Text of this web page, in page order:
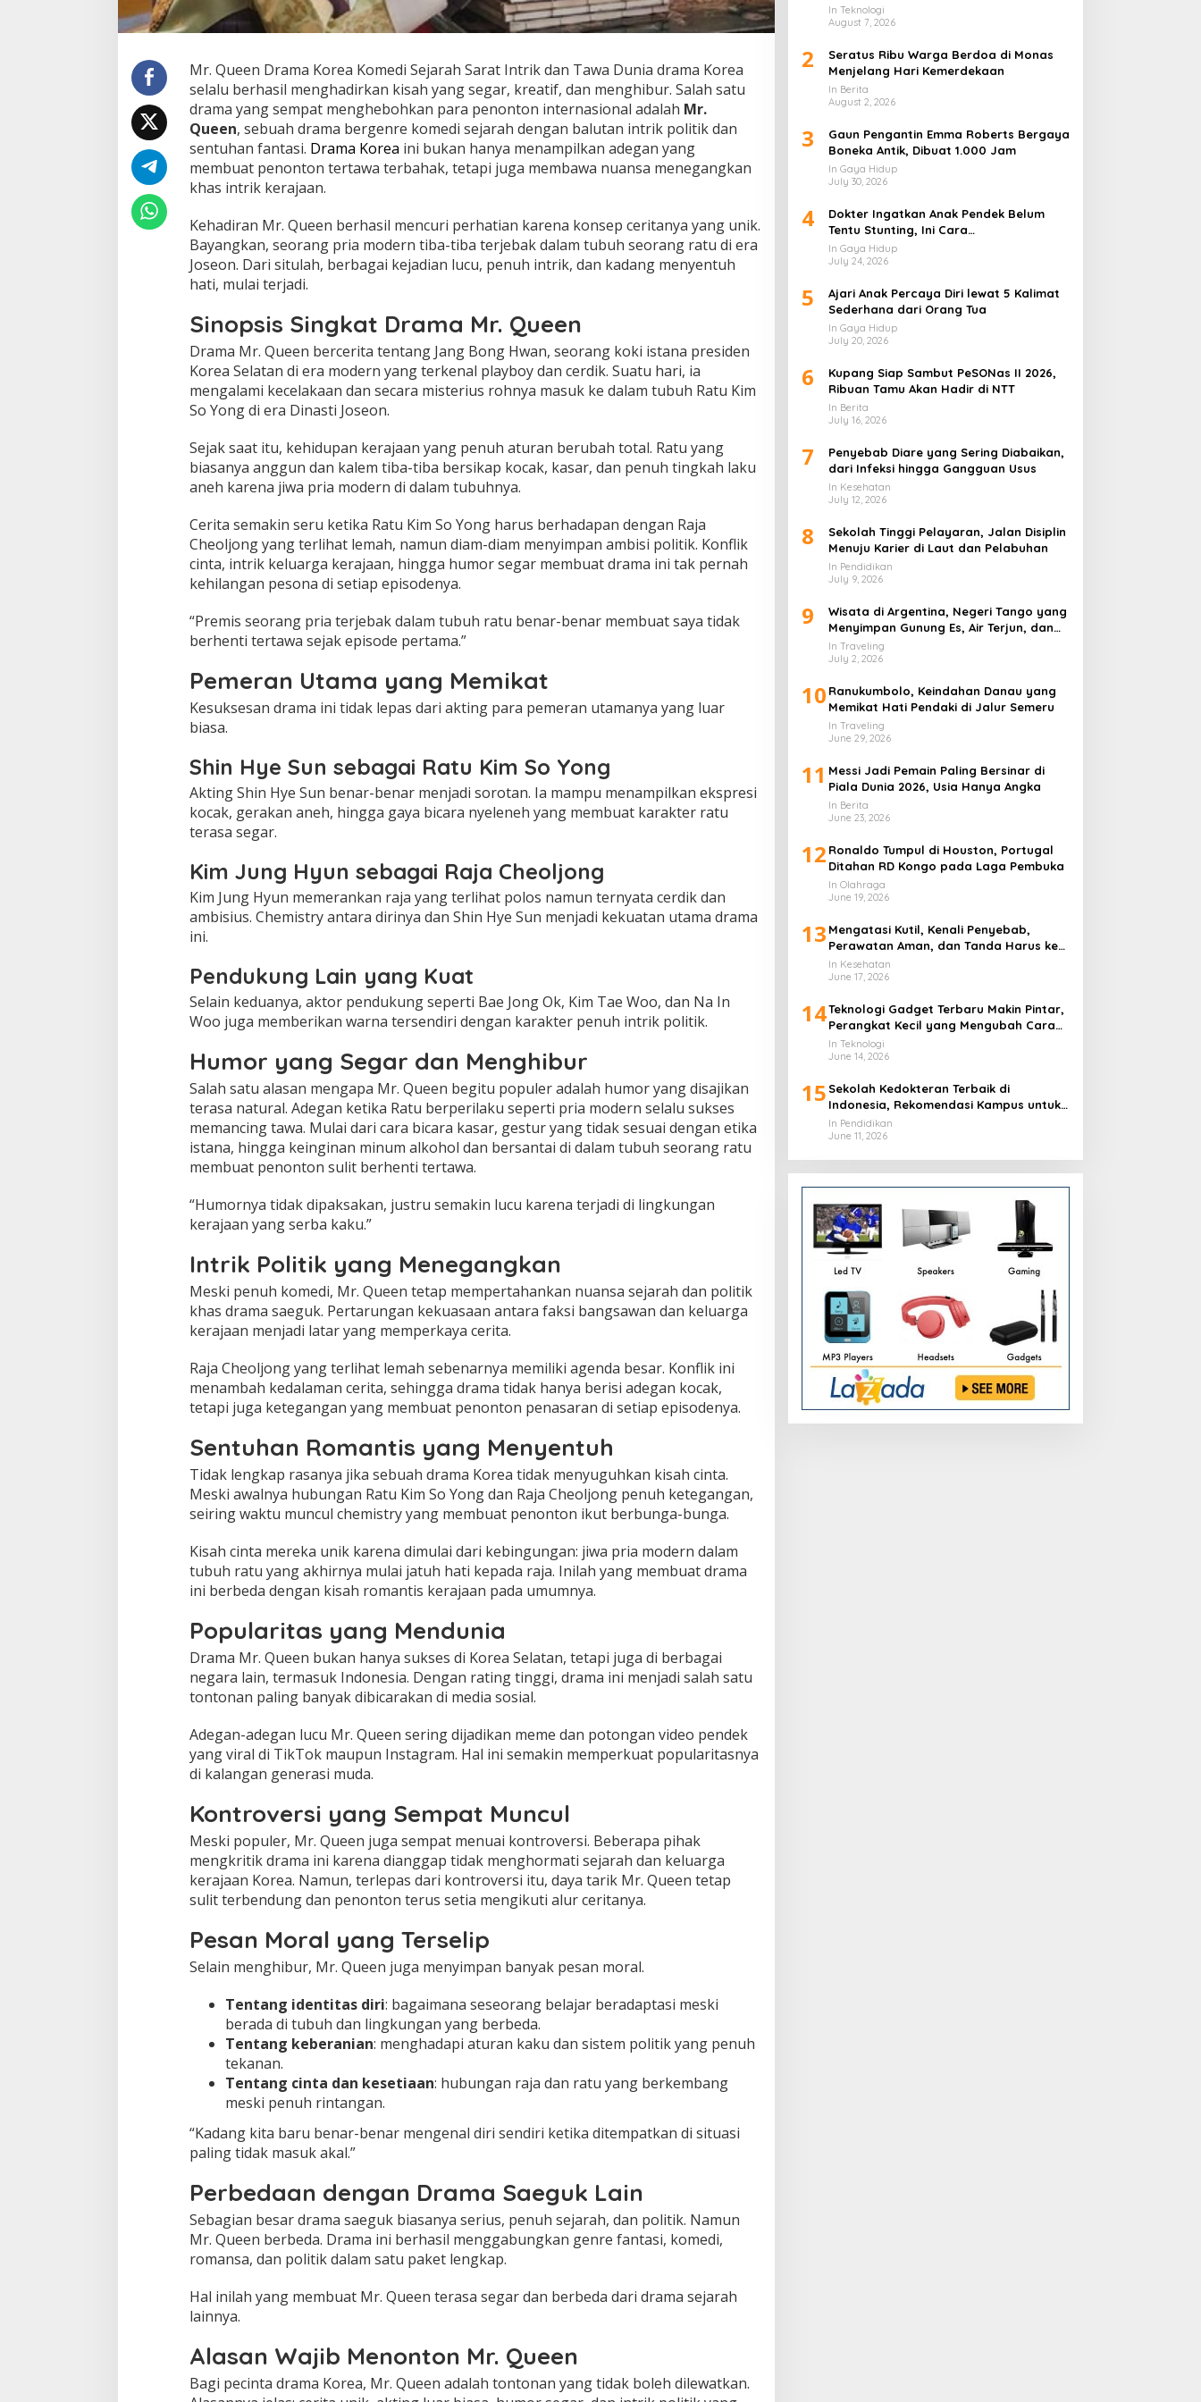
Mr. Queen Drama Korea Komedi Sejarah Sarat Intrik dan Tawa Dunia drama Korea
selalu berhasil menghadirkan kisah yang segar, kreatif, dan menghibur. Salah satu
drama yang sempat menghebohkan para penonton internasional adalah Mr.
Queen, sebuah drama bergenre komedi sejarah dengan balutan intrik politik dan
sentuhan fantasi. Drama Korea ini bukan hanya menampilkan adegan yang
membuat penonton tertawa terbahak, tetapi juga membawa nuansa menegangkan
khas intrik kerajaan.
Kehadiran Mr. Queen berhasil mencuri perhatian karena konsep ceritanya yang unik.
Bayangkan, seorang pria modern tiba-tiba terjebak dalam tubuh seorang ratu di era
Joseon. Dari situlah, berbagai kejadian lucu, penuh intrik, dan kadang menyentuh
hati, mulai terjadi.
Sinopsis Singkat Drama Mr. Queen
Drama Mr. Queen bercerita tentang Jang Bong Hwan, seorang koki istana presiden
Korea Selatan di era modern yang terkenal playboy dan cerdik. Suatu hari, ia
mengalami kecelakaan dan secara misterius rohnya masuk ke dalam tubuh Ratu Kim
So Yong di era Dinasti Joseon.
Sejak saat itu, kehidupan kerajaan yang penuh aturan berubah total. Ratu yang
biasanya anggun dan kalem tiba-tiba bersikap kocak, kasar, dan penuh tingkah laku
aneh karena jiwa pria modern di dalam tubuhnya.
Cerita semakin seru ketika Ratu Kim So Yong harus berhadapan dengan Raja
Cheoljong yang terlihat lemah, namun diam-diam menyimpan ambisi politik. Konflik
cinta, intrik keluarga kerajaan, hingga humor segar membuat drama ini tak pernah
kehilangan pesona di setiap episodenya.
“Premis seorang pria terjebak dalam tubuh ratu benar-benar membuat saya tidak
berhenti tertawa sejak episode pertama.”
Pemeran Utama yang Memikat
Kesuksesan drama ini tidak lepas dari akting para pemeran utamanya yang luar
biasa.
Shin Hye Sun sebagai Ratu Kim So Yong
Akting Shin Hye Sun benar-benar menjadi sorotan. Ia mampu menampilkan ekspresi
kocak, gerakan aneh, hingga gaya bicara nyeleneh yang membuat karakter ratu
terasa segar.
Kim Jung Hyun sebagai Raja Cheoljong
Kim Jung Hyun memerankan raja yang terlihat polos namun ternyata cerdik dan
ambisius. Chemistry antara dirinya dan Shin Hye Sun menjadi kekuatan utama drama
ini.
Pendukung Lain yang Kuat
Selain keduanya, aktor pendukung seperti Bae Jong Ok, Kim Tae Woo, dan Na In
Woo juga memberikan warna tersendiri dengan karakter penuh intrik politik.
Humor yang Segar dan Menghibur
Salah satu alasan mengapa Mr. Queen begitu populer adalah humor yang disajikan
terasa natural. Adegan ketika Ratu berperilaku seperti pria modern selalu sukses
memancing tawa. Mulai dari cara bicara kasar, gestur yang tidak sesuai dengan etika
istana, hingga keinginan minum alkohol dan bersantai di dalam tubuh seorang ratu
membuat penonton sulit berhenti tertawa.
“Humornya tidak dipaksakan, justru semakin lucu karena terjadi di lingkungan
kerajaan yang serba kaku.”
Intrik Politik yang Menegangkan
Meski penuh komedi, Mr. Queen tetap mempertahankan nuansa sejarah dan politik
khas drama saeguk. Pertarungan kekuasaan antara faksi bangsawan dan keluarga
kerajaan menjadi latar yang memperkaya cerita.
Raja Cheoljong yang terlihat lemah sebenarnya memiliki agenda besar. Konflik ini
menambah kedalaman cerita, sehingga drama tidak hanya berisi adegan kocak,
tetapi juga ketegangan yang membuat penonton penasaran di setiap episodenya.
Sentuhan Romantis yang Menyentuh
Tidak lengkap rasanya jika sebuah drama Korea tidak menyuguhkan kisah cinta.
Meski awalnya hubungan Ratu Kim So Yong dan Raja Cheoljong penuh ketegangan,
seiring waktu muncul chemistry yang membuat penonton ikut berbunga-bunga.
Kisah cinta mereka unik karena dimulai dari kebingungan: jiwa pria modern dalam
tubuh ratu yang akhirnya mulai jatuh hati kepada raja. Inilah yang membuat drama
ini berbeda dengan kisah romantis kerajaan pada umumnya.
Popularitas yang Mendunia
Drama Mr. Queen bukan hanya sukses di Korea Selatan, tetapi juga di berbagai
negara lain, termasuk Indonesia. Dengan rating tinggi, drama ini menjadi salah satu
tontonan paling banyak dibicarakan di media sosial.
Adegan-adegan lucu Mr. Queen sering dijadikan meme dan potongan video pendek
yang viral di TikTok maupun Instagram. Hal ini semakin memperkuat popularitasnya
di kalangan generasi muda.
Kontroversi yang Sempat Muncul
Meski populer, Mr. Queen juga sempat menuai kontroversi. Beberapa pihak
mengkritik drama ini karena dianggap tidak menghormati sejarah dan keluarga
kerajaan Korea. Namun, terlepas dari kontroversi itu, daya tarik Mr. Queen tetap
sulit terbendung dan penonton terus setia mengikuti alur ceritanya.
Pesan Moral yang Terselip
Selain menghibur, Mr. Queen juga menyimpan banyak pesan moral.
Tentang identitas diri: bagaimana seseorang belajar beradaptasi meski
berada di tubuh dan lingkungan yang berbeda.
Tentang keberanian: menghadapi aturan kaku dan sistem politik yang penuh
tekanan.
Tentang cinta dan kesetiaan: hubungan raja dan ratu yang berkembang
meski penuh rintangan.
“Kadang kita baru benar-benar mengenal diri sendiri ketika ditempatkan di situasi
paling tidak masuk akal.”
Perbedaan dengan Drama Saeguk Lain
Sebagian besar drama saeguk biasanya serius, penuh sejarah, dan politik. Namun
Mr. Queen berbeda. Drama ini berhasil menggabungkan genre fantasi, komedi,
romansa, dan politik dalam satu paket lengkap.
Hal inilah yang membuat Mr. Queen terasa segar dan berbeda dari drama sejarah
lainnya.
Alasan Wajib Menonton Mr. Queen
Bagi pecinta drama Korea, Mr. Queen adalah tontonan yang tidak boleh dilewatkan.
Lapis
In Teknologi
August 7, 2026
2
Seratus Ribu Warga Berdoa di Monas
Menjelang Hari Kemerdekaan
In Berita
August 2, 2026
3
Gaun Pengantin Emma Roberts Bergaya
Boneka Antik, Dibuat 1.000 Jam
In Gaya Hidup
July 30, 2026
4
Dokter Ingatkan Anak Pendek Belum
Tentu Stunting, Ini Cara
Membedakannya
In Gaya Hidup
July 24, 2026
5
Ajari Anak Percaya Diri lewat 5 Kalimat
Sederhana dari Orang Tua
In Gaya Hidup
July 20, 2026
6
Kupang Siap Sambut PeSONas II 2026,
Ribuan Tamu Akan Hadir di NTT
In Berita
July 16, 2026
7
Penyebab Diare yang Sering Diabaikan,
dari Infeksi hingga Gangguan Usus
In Kesehatan
July 12, 2026
8
Sekolah Tinggi Pelayaran, Jalan Disiplin
Menuju Karier di Laut dan Pelabuhan
In Pendidikan
July 9, 2026
9
Wisata di Argentina, Negeri Tango yang
Menyimpan Gunung Es, Air Terjun, dan
Kota Penuh Warna
In Traveling
July 2, 2026
10 Ranukumbolo, Keindahan Danau yang
Memikat Hati Pendaki di Jalur Semeru
In Traveling
June 29, 2026
11 Messi Jadi Pemain Paling Bersinar di
Piala Dunia 2026, Usia Hanya Angka
In Berita
June 23, 2026
12 Ronaldo Tumpul di Houston, Portugal
Ditahan RD Kongo pada Laga Pembuka
In Olahraga
June 19, 2026
13 Mengatasi Kutil, Kenali Penyebab,
Perawatan Aman, dan Tanda Harus ke
Dokter
In Kesehatan
June 17, 2026
14Teknologi Gadget Terbaru Makin Pintar,
Perangkat Kecil yang Mengubah Cara
Hidup Harian
In Teknologi
June 14, 2026
15 Sekolah Kedokteran Terbaik di
Indonesia, Rekomendasi Kampus untuk
Calon Dokter
In Pendidikan
June 11, 2026